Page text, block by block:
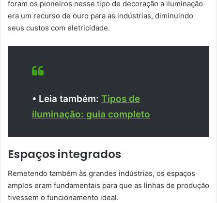
foram os pioneiros nesse tipo de decoração a iluminação
era um recurso de ouro para as indústrias, diminuindo
seus custos com eletricidade.
• Leia também: Tipos de
iluminação: guia completo
Espaços integrados
Remetendo também às grandes indústrias, os espaços
amplos eram fundamentais para que as linhas de produção
tivessem o funcionamento ideal.